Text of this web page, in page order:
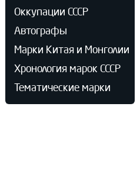
Оккупации СССР
Автографы
Марки Китая и Монголии
Хронология марок СССР
Тематические марки